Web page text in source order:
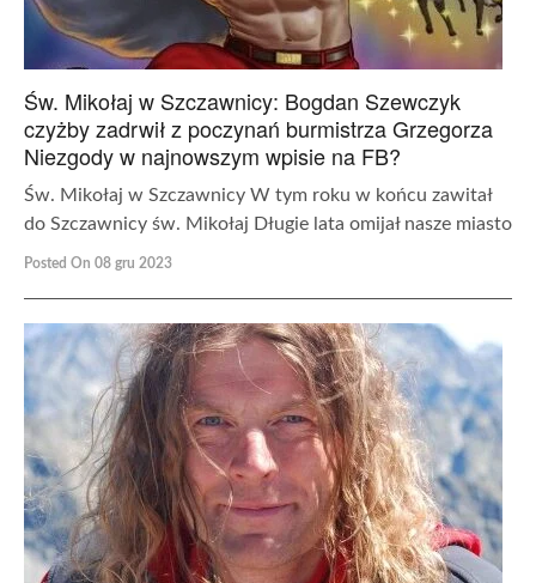
Św. Mikołaj w Szczawnicy: Bogdan Szewczyk
czyżby zadrwił z poczynań burmistrza Grzegorza
Niezgody w najnowszym wpisie na FB?
Św. Mikołaj w Szczawnicy W tym roku w końcu zawitał
do Szczawnicy św. Mikołaj Długie lata omijał nasze miasto
Posted On 08 gru 2023